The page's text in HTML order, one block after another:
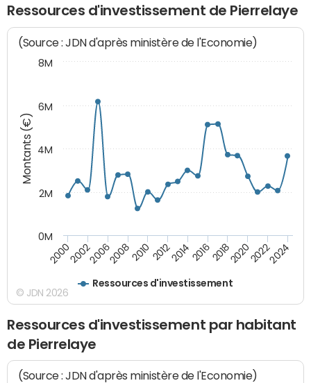
Ressources d'investissement de Pierrelaye
Montants (€)
(Source : JDN d'après ministère de l'Economie)
Ressources d'investissement
20002002200620082010 2012201420162018202020222024
0M
2M
4M
6M
8M
© JDN 2026
Ressources d'investissement par habitant
de Pierrelaye
(Source : JDN d'après ministère de l'Economie)